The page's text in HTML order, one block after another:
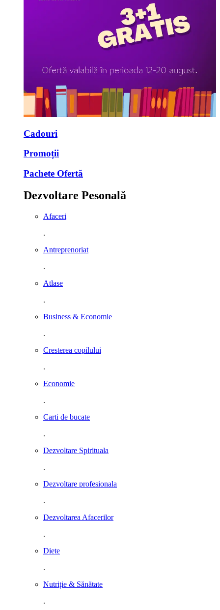
Cadouri
Promoții
Pachete Ofertă
Dezvoltare Pesonală
Afaceri
.
Antreprenoriat
.
Atlase
.
Business & Economie
.
Cresterea copilului
.
Economie
.
Carti de bucate
.
Dezvoltare Spirituala
.
Dezvoltare profesionala
.
Dezvoltarea Afacerilor
.
Diete
.
Nutriție & Sănătate
.